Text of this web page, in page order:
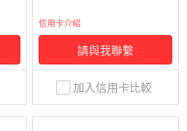
信用卡介紹
請與我聯繫
加入信用卡比較